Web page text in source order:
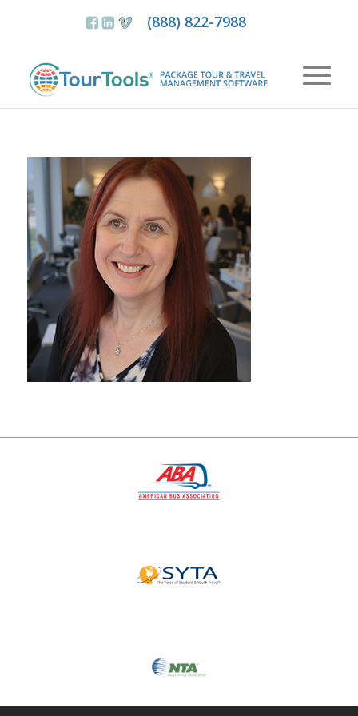
(888) 822-7988